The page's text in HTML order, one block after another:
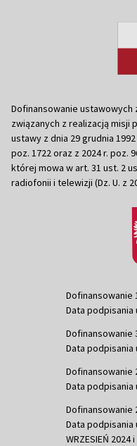
Dofinansowanie ustawowych
związanych z realizacją misji
ustawy z dnia 29 grudnia
poz. 1722 oraz z 2024 r.
której mowa w art. 31 ust. 2
radiofonii i telewizji (Dz. U. z
Dofinansowanie
Data podpisania
Dofinansowanie
Data podpisania
Dofinansowanie
Data podpisania
Dofinansowanie
Data podpisania
WRZESIEŃ 2024